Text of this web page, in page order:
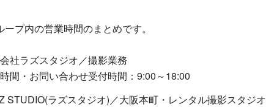
プ内の営業時間のまとめです。
社ラズスタジオ／撮影業務
間・お問い合わせ受付時間：9:00～18:00
STUDIO(ラズスタジオ)／大阪本町・レンタル撮影スタジオ